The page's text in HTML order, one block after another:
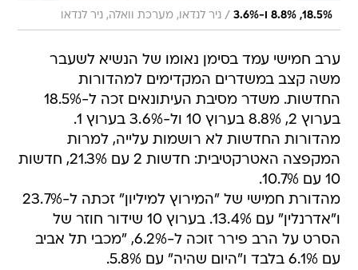
18.5%, 8.8% ו-3.6% / ניר לנדאו, מערכת וואלה, ניר לנדאו
ערב חמישי עמד בסימן נאומו של הנשיא לשעבר
משה קצב במשדרים המקדימים למהדורות
החדשות. משדר מסיבת העיתונאים זכה ל-18.5%
בערוץ 2, 8.8% בערוץ 10 ול-3.6% בערוץ 1.
מהדורות החדשות לא רושמות עלייה, למרות
המקפצה האטרקטיבית: חדשות 2 עם 21.3%, חדשות
10 עם 10.7%.
מהדורת חמישי של "המירוץ למיליון" זכתה ל-23.7%
ו"אדרנלין" עם 13.4%. בערוץ 10 שידור חוזר של
הסרט על הרב פירר זוכה ל-6.2%, "מכבי תל אביב
עם 6.1% בלבד ו"היום שהיה" עם 5.8%.